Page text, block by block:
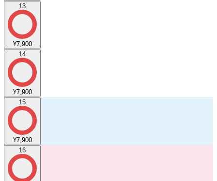
13
¥7,900
14
¥7,900
15
¥7,900
16